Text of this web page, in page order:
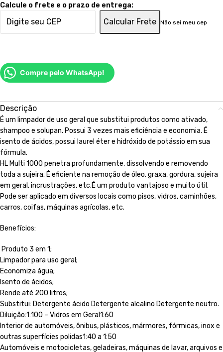
Calcule o frete e o prazo de entrega:
Calcular Frete Não sei meu cep
Compre pelo WhatsApp!
Descrição
É um limpador de uso geral que substitui produtos como ativado,
shampoo e solupan. Possui 3 vezes mais eficiência e economia. É
isento de ácidos, possui laurel éter e hidróxido de potássio em sua
fórmula.
HL Multi 1000 penetra profundamente, dissolvendo e removendo
toda a sujeira. É eficiente na remoção de óleo, graxa, gordura, sujeira
em geral, incrustrações, etc.É um produto vantajoso e muito útil.
Pode ser aplicado em diversos locais como pisos, vidros, caminhões,
carros, coifas, máquinas agrícolas, etc.
Benefícios:
Produto 3 em 1;
Limpador para uso geral;
Economiza água;
Isento de ácidos;
Rende até 200 litros;
Substitui: Detergente ácido Detergente alcalino Detergente neutro.
Diluição:1:100 – Vidros em Geral1:60
Interior de automóveis, ônibus, plásticos, mármores, fórmicas, inox e
outras superfícies polidas1:40 a 1:50
Automóveis e motocicletas, geladeiras, máquinas de lavar, arquivos e